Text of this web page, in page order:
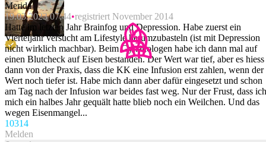
Merida
19.03.2023 07:44 registriert November 2014
Hatte im letzten Jahr Brainfog und Depression. Habe zuerst ein
Vierteljahr versucht am Lifestyle herumzubasteln (ist mit Depression
nicht wirklich machbar). Beim Gynäkologen habe ich dann mal auf
einen Blutcheck auf Eisen bestanden. Der Wert war tief, aber es hiess
dann von der Praxis, dass die KK eine Infusion erst zahlen, wenn der
Wert noch tiefer ist. Habe mich dann aber dafür eingesetzt und schon
am Tag nach der Infusion war beides fast weg. Nur der Frust, dass ich
mich ein halbes Jahr gequält hatte blieb noch ein Weilchen. Und das
wegen Eisenmangel...
10314
Melden